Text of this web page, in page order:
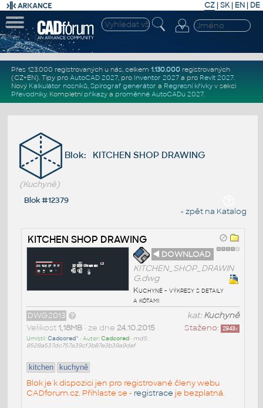
CZ | SK| EN | DE
Přes 123.000 registrovaných u nás, celkem 1.130.000registrovaných
(CZ+EN). Tipy pro AutoCAD 2027, pro Inventor 2027a pro Revit 2027.
Nový Kalkulátor nosníků, Spirograf generátor a Regresní křivkyv sekci
Převodníky. Kompletní příkazya proměnné AutoCADu 2027.
Blok: KITCHEN SHOP DRAWING
(Kuchyně)
Blok #12379
« zpět na Katalog
KITCHEN SHOP DRAWING
◄ DOWNLOAD
KITCHEN_SHOP_DRAWIN
G.dwg
Kuchyně - výkresy s detaily
a kótami
kat:Kuchyně
DWG2013
Staženo: 2943x
Velikost 1,18MB• ze dne 24.10.2015
Umístil:Cadcored^ • Autor:Cadcored• md5:
8528a537dc757a39cf3b87e3b39a9def
kitchen kuchyně
Blok je k dispozici jen pro registrované členy webu
CADforum.cz. Přihlaste se - registrace je bezplatná.